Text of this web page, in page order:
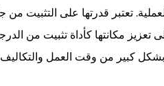
تعتبر قدرتها على التثبيت من
تعزيز مكانتها كأداة تثبيت من
كبير من وقت العمل والتكاليف.